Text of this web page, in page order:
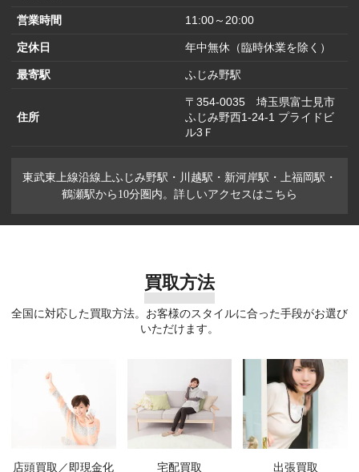
営業時間 11:00～20:00
定休日 年中無休（臨時休業を除く）
最寄駅 ふじみ野駅
住所
〒354-0035 埼玉県富士見市
ふじみ野西1-24-1 プライドビ
ル3Ｆ
東武東上線沿線上ふじみ野駅・川越駅・新河岸駅・上福岡駅・
鶴瀬駅から10分圏内。詳しいアクセスはこちら
買取方法
全国に対応した買取方法。お客様のスタイルに合った手段がお選び
いただけます。
店頭買取／即現金化 宅配買取 出張買取